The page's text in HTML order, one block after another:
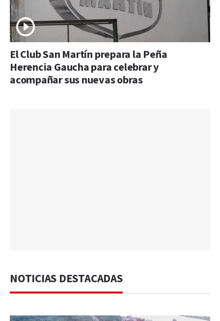
El Club San Martín prepara la Peña
Herencia Gaucha para celebrar y
acompañar sus nuevas obras
NOTICIAS DESTACADAS